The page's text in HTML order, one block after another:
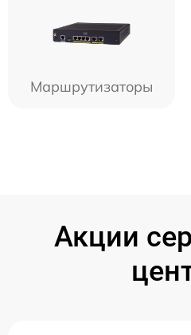
Маршрутизаторы
Акции